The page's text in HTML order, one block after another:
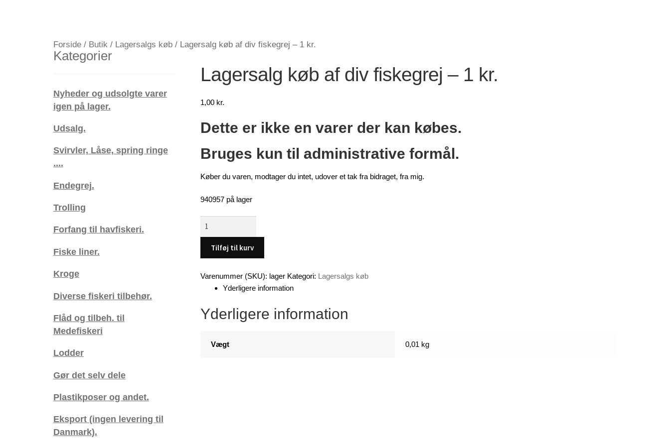
Forside/ Butik / Lagersalgs køb/ Lagersalg køb af div fiskegrej – 1 kr.
Lagersalg køb af div fiskegrej – 1 kr.
1,00 kr.
Dette er ikke en varer der kan købes.
Bruges kun til administrative formål.
Køber du varen, modtager du intet, udover et tak fra bidraget, fra mig.
940957 på lager
div
-
antal
Tilføj til kurv
Varenummer (SKU): lager Kategori: Lagersalgs køb
Yderligere information
Yderligere information
Vægt 0,01 kg
Kategorier
Nyheder og udsolgte varer
igen på lager.
Udsalg.
Svirvler, Låse, spring ringe
....
Endegrej.
Trolling
Forfang til havfiskeri.
Fiske liner.
Kroge
Diverse fiskeri tilbehør.
Flåd og tilbeh. til
Medefiskeri
Lodder
Gør det selv dele
Plastikposer og andet.
Eksport (ingen levering til
Danmark).